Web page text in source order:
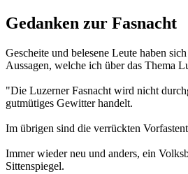
Gedanken zur Fasnacht
Gescheite und belesene Leute haben
Aussagen, welche ich über das Thema
"Die Luzerner Fasnacht wird nicht
gutmütiges Gewitter handelt.
Im übrigen sind die verrückten
Immer wieder neu und anders, ein
Sittenspiegel.